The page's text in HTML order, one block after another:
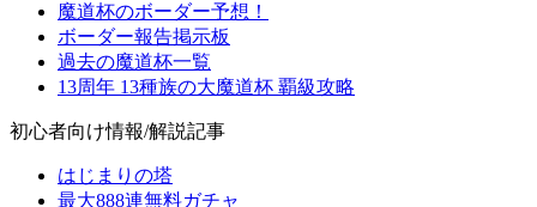
魔道杯のボーダー予想！
ボーダー報告掲示板
過去の魔道杯一覧
13周年 13種族の大魔道杯 覇級攻略
初心者向け情報/解説記事
はじまりの塔
最大888連無料ガチャ